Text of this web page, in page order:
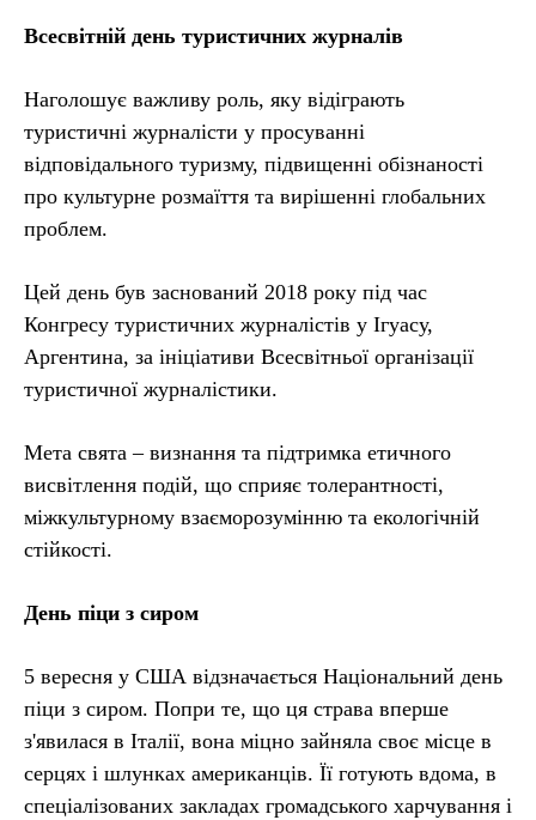
Всесвітній день туристичних журналів
Наголошує важливу роль, яку відіграють
туристичні журналісти у просуванні
відповідального туризму, підвищенні обізнаності
про культурне розмаїття та вирішенні глобальних
проблем.
Цей день був заснований 2018 року під час
Конгресу туристичних журналістів у Ігуасу,
Аргентина, за ініціативи Всесвітньої організації
туристичної журналістики.
Мета свята – визнання та підтримка етичного
висвітлення подій, що сприяє толерантності,
міжкультурному взаєморозумінню та екологічній
стійкості.
День піци з сиром
5 вересня у США відзначається Національний день
піци з сиром. Попри те, що ця страва вперше
з'явилася в Італії, вона міцно зайняла своє місце в
серцях і шлунках американців. Її готують вдома, в
спеціалізованих закладах громадського харчування і